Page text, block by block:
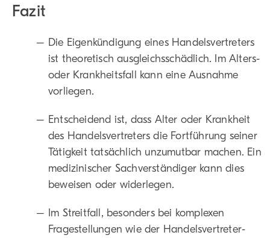
Fazit
Die Eigenkündigung eines Handelsvertreters
ist theoretisch ausgleichsschädlich. Im Alters-
oder Krankheitsfall kann eine Ausnahme
vorliegen.
Entscheidend ist, dass Alter oder Krankheit
des Handelsvertreters die Fortführung seiner
Tätigkeit tatsächlich unzumutbar machen. Ein
medizinischer Sachverständiger kann dies
beweisen oder widerlegen.
Im Streitfall, besonders bei komplexen
Fragestellungen wie der Handelsvertreter-